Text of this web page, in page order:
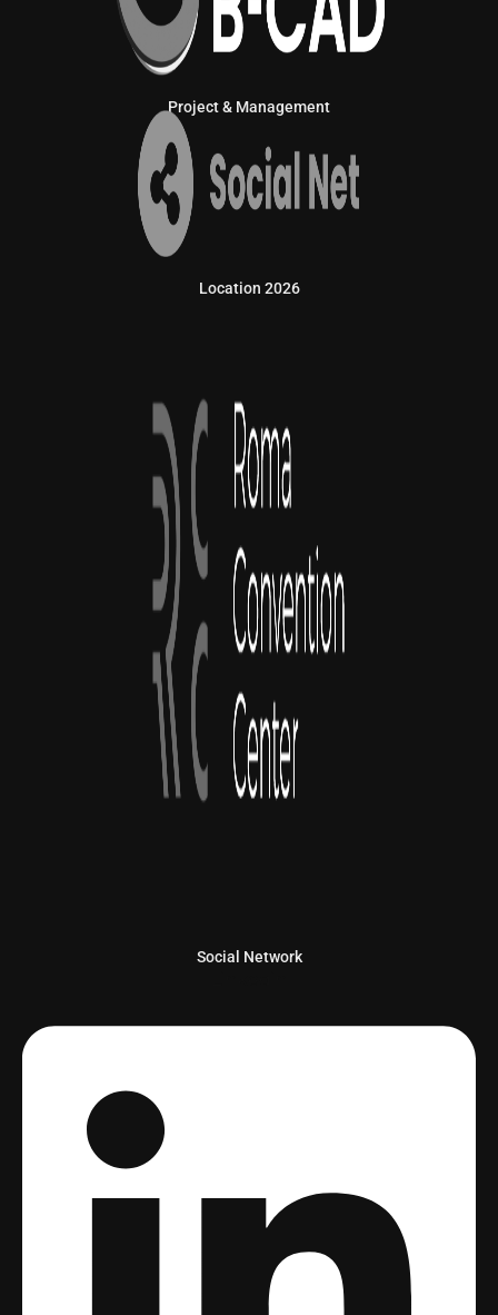
Project & Management
Location 2026
Social Network